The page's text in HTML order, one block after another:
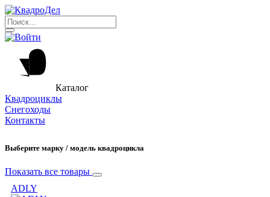
Каталог
Квадроциклы
Снегоходы
Контакты
Выберите марку / модель квадроцикла
Показать все товары
ADLY